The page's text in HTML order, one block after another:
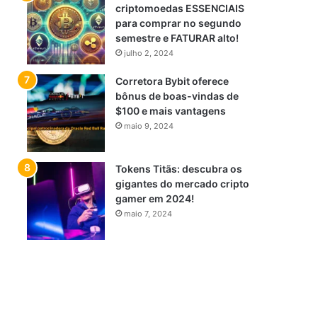
criptomoedas ESSENCIAIS
para comprar no segundo
semestre e FATURAR alto!
julho 2, 2024
Corretora Bybit oferece
bônus de boas-vindas de
$100 e mais vantagens
maio 9, 2024
Tokens Titãs: descubra os
gigantes do mercado cripto
gamer em 2024!
maio 7, 2024